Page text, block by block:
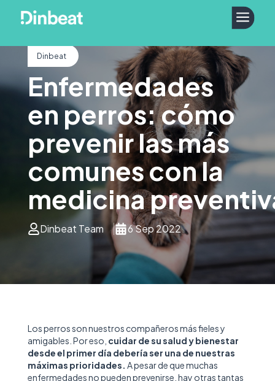
a
Dinbeat
Enfermedades
en perros: cómo
prevenir las más
comunes con la
medicina
Dinbeat Team 6 Sep 2022
Los perros son nuestros compañeros más fieles y
amigables. Por eso, cuidar de su salud y bienestar
desde el primer día debería ser una de nuestras
máximas prioridades. A pesar de que muchas
enfermedades no pueden prevenirse, hay otras tantas